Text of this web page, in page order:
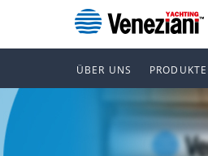
ÜBER UNS PRODUKTE